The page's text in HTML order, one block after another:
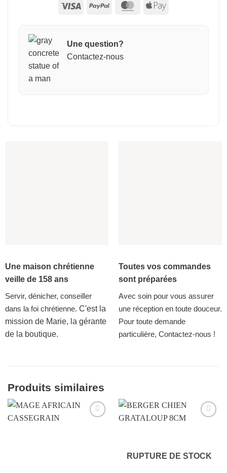
Visa PayPal MasterCardApple
Une question?
Contactez-nous
Une maison chrétienne
veille de 158 ans
Servir, dénicher, conseiller
dans la foi chrétienne. C'est la
mission de Marie, la gérante
de la boutique.
Toutes vos commandes
sont préparées
Avec soin pour vous assurer
une réception en toute douceur.
Pour toute demande
particulière, Contactez-nous !
Produits similaires
RUPTURE DE STOCK